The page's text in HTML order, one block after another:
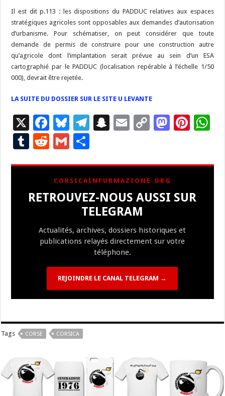
Il est dit p.113 : les dispositions du PADDUC relatives aux espaces
stratégiques agricoles sont opposables aux demandes d’autorisation
d’urbanisme. Pour schématiser, on peut considérer que toute
demande de permis de construire pour une construction autre
qu’agricole dont l’implantation serait prévue au sein d’un ESA
cartographié par le PADDUC (localisation repérable à l’échelle 1/50
000), devrait être rejetée.
LA SUITE DU DOSSIER SUR LE SITE U LEVANTE
X
F
ac
e
b
o
o
Bl
u
es
ky
T
gr
a
m
S
p
c
h
at
E
l
C
y
Li
n
M
d
n
Pi
es
T
bl
r
R
d
di
t
G
ai
l
ta
g
er
CORSICAINFURMAZIONE.ORG
RETROUVEZ-NOUS AUSSI SUR
TELEGRAM
Actualités, archives, dossiers historiques et
publications relayés directement sur votre
téléphone.
REJOINDRE LE CANAL TELEGRAM →
Tags CORSE CORSICA